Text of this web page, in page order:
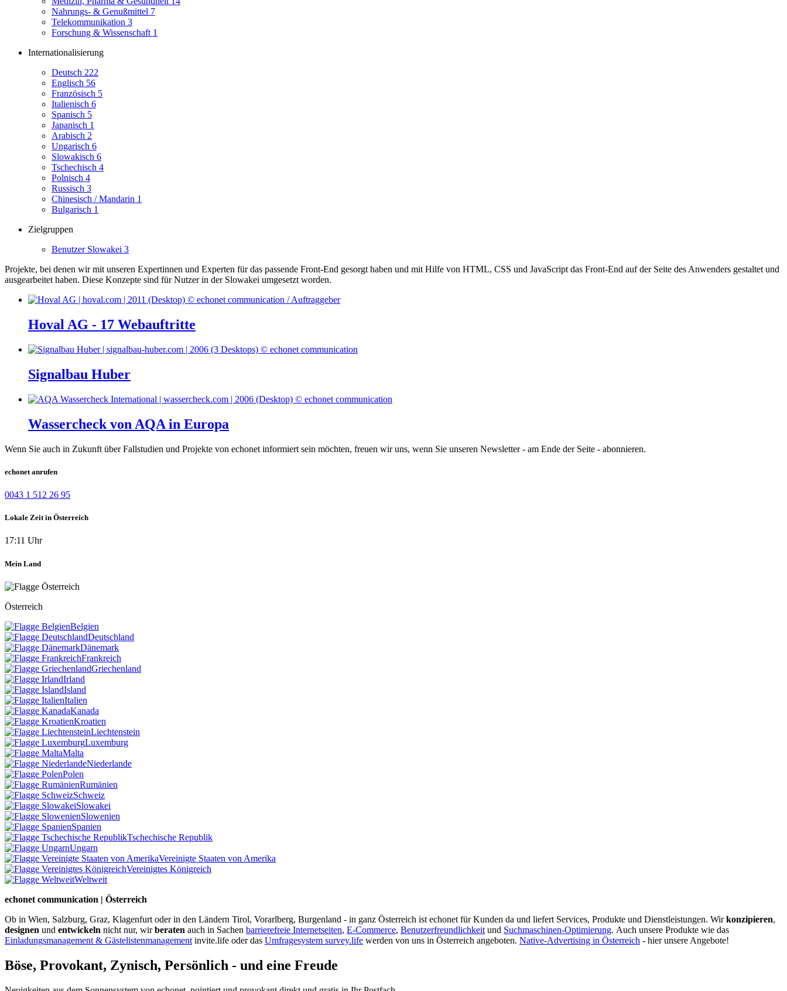
Nahrungs- & Genußmittel 7
Telekommunikation 3
Forschung & Wissenschaft 1
Internationalisierung
Deutsch 222
Englisch 56
Französisch 5
Italienisch 6
Spanisch 5
Japanisch 1
Arabisch 2
Ungarisch 6
Slowakisch 6
Tschechisch 4
Polnisch 4
Russisch 3
Chinesisch / Mandarin 1
Bulgarisch 1
Zielgruppen
Benutzer Slowakei 3
Projekte, bei denen wir mit unseren Expertinnen und Experten für das passende Front-End gesorgt haben und mit Hilfe von HTML, CSS und JavaScript das Front-End auf der Seite des Anwenders gestaltet und
ausgearbeitet haben. Diese Konzepte sind für Nutzer in der Slowakei umgesetzt worden.
Hoval AG - 17 Webauftritte
Signalbau Huber
Wassercheck von AQA in Europa
Wenn Sie auch in Zukunft über Fallstudien und Projekte von echonet informiert sein möchten, freuen wir uns, wenn Sie unseren Newsletter - am Ende der Seite - abonnieren.
echonet anrufen
0043 1 512 26 95
Lokale Zeit in Österreich
17:11 Uhr
Mein Land
Österreich
Belgien
Deutschland
Dänemark
Frankreich
Griechenland
Irland
Island
Italien
Kanada
Kroatien
Liechtenstein
Luxemburg
Malta
Niederlande
Polen
Rumänien
Schweiz
Slowakei
Slowenien
Spanien
Tschechische Republik
Ungarn
Vereinigte Staaten von Amerika
Vereinigtes Königreich
Weltweit
echonet communication | Österreich
Ob in Wien, Salzburg, Graz, Klagenfurt oder in den Ländern Tirol, Vorarlberg, Burgenland - in ganz Österreich ist echonet für Kunden da und liefert Services, Produkte und Dienstleistungen. Wirkonzipieren,
designen und entwickeln nicht nur, wirberaten auch in Sachen barrierefreie Internetseiten, E-Commerce, Benutzerfreundlichkeit und Suchmaschinen-Optimierung. Auch unsere Produkte wie das
Einladungsmanagement & Gästelistenmanagement invite.life oder das Umfragesystem survey.life werden von uns in Österreich angeboten. Native-Advertising in Österreich - hier unsere Angebote!
Böse, Provokant, Zynisch, Persönlich - und eine Freude